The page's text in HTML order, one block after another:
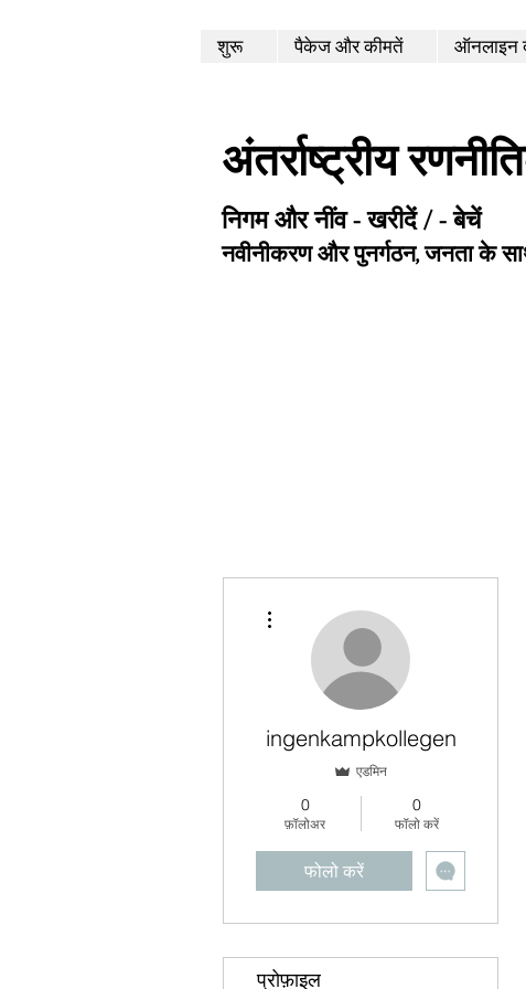
शुरू पैकेज और कीमतें ऑनलाइन
अंतर्राष्ट्रीय
निगम और नींव - खरीदें / - बेचें
नवीनीकरण और पुनर्गठन, जनता के
ingenkampkollegen
एडमिन
0
फ़ॉलोअर
0
फॉलो करें
फोलो करें
प्रोफ़ाइल